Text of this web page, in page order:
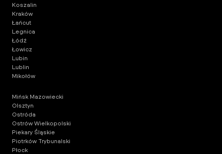
Koszalin
Kraków
Łańcut
Legnica
Łódź
Łowicz
Lubin
Lublin
Mikołów
Mińsk Mazowiecki
Olsztyn
Ostróda
Ostrów Wielkopolski
Piekary Śląskie
Piotrków Trybunalski
Płock